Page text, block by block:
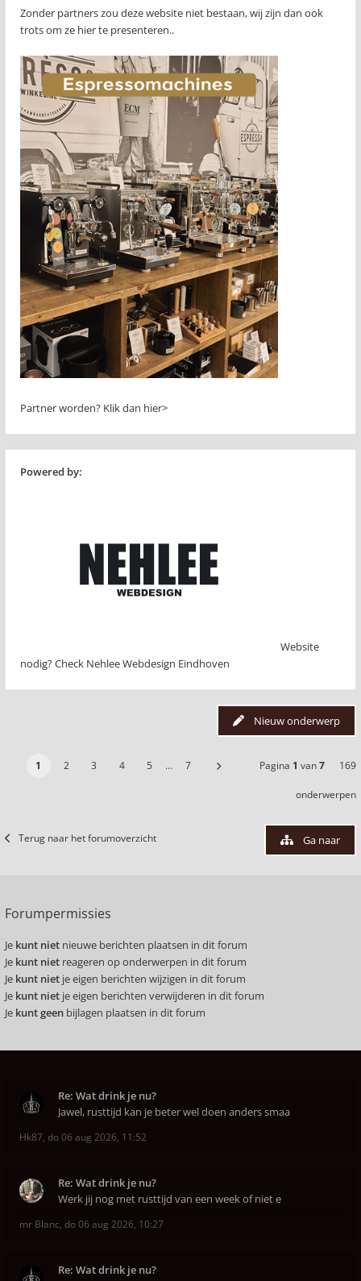
Zonder partners zou deze website niet bestaan, wij zijn dan ook
trots om ze hier te presenteren..
Partner worden? Klik dan hier>
Powered by:
Website
nodig? Check Nehlee Webdesign Eindhoven
Nieuw onderwerp
1 2 3 4 5 … 7 Pagina 1 van7 169
onderwerpen
Terug naar het forumoverzicht Ga naar
Forumpermissies
Je kunt niet nieuwe berichten plaatsen in dit forum
Je kunt niet reageren op onderwerpen in dit forum
Je kunt niet je eigen berichten wijzigen in dit forum
Je kunt niet je eigen berichten verwijderen in dit forum
Je kunt geen bijlagen plaatsen in dit forum
Re: Wat drink je nu?
Jawel, rusttijd kan je beter wel doen anders smaa
Hk87, do 06 aug 2026, 11:52
Re: Wat drink je nu?
Werk jij nog met rusttijd van een week of niet e
mr Blanc, do 06 aug 2026, 10:27
Re: Wat drink je nu?